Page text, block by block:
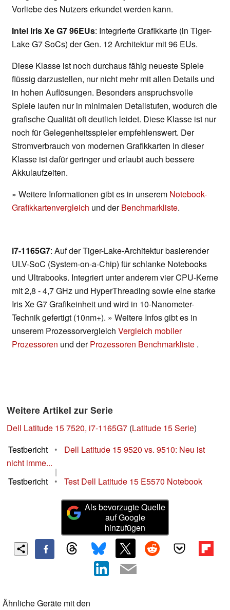
Vorliebe des Nutzers erkundet werden kann.
Intel Iris Xe G7 96EUs: Integrierte Grafikkarte (in Tiger-
Lake G7 SoCs) der Gen. 12 Architektur mit 96 EUs.
Diese Klasse ist noch durchaus fähig neueste Spiele
flüssig darzustellen, nur nicht mehr mit allen Details und
in hohen Auflösungen. Besonders anspruchsvolle
Spiele laufen nur in minimalen Detailstufen, wodurch die
grafische Qualität oft deutlich leidet. Diese Klasse ist nur
noch für Gelegenheitsspieler empfehlenswert. Der
Stromverbrauch von modernen Grafikkarten in dieser
Klasse ist dafür geringer und erlaubt auch bessere
Akkulaufzeiten.
» Weitere Informationen gibt es in unserem Notebook-
Grafikkartenvergleich und derBenchmarkliste.
i7-1165G7: Auf der Tiger-Lake-Architektur basierender
ULV-SoC (System-on-a-Chip) für schlanke Notebooks
und Ultrabooks. Integriert unter anderem vier CPU-Kerne
mit 2,8 - 4,7 GHz und HyperThreading sowie eine starke
Iris Xe G7 Grafikeinheit und wird in 10-Nanometer-
Technik gefertigt (10nm+). » Weitere Infos gibt es in
unserem Prozessorvergleich Vergleich mobiler
Prozessoren und derProzessoren Benchmarkliste .
Weitere Artikel zur Serie
Dell Latitude 15 7520, i7-1165G7 (Latitude 15 Serie)
Testbericht
•
Dell Latitude 15 9520 vs. 9510: Neu ist
nicht imme...
|
Testbericht
• Test Dell Latitude 15 E5570 Notebook
Als bevorzugte Quelle
auf Google
hinzufügen
Ähnliche Geräte mit den